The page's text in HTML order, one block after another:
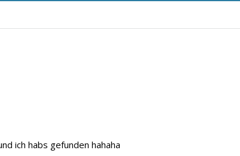
ich habs gefunden hahaha